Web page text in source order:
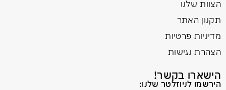
הצוות שלנו
תקנון האתר
מדיניות פרטיות
הצהרת נגישות
הישארו בקשר!
הירשמו לניוזלטר שלנו: